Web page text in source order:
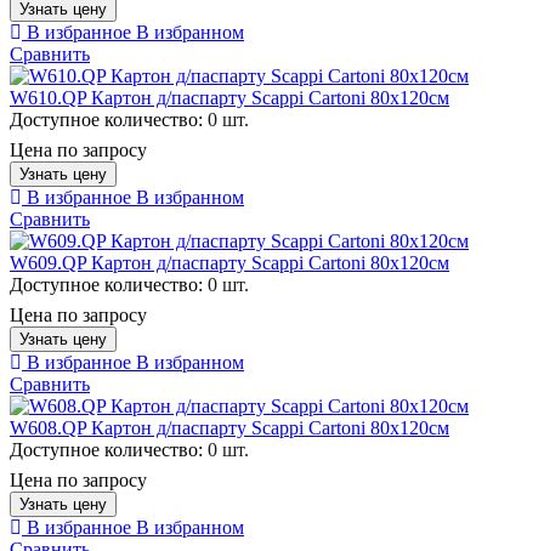
Узнать цену
В избранное В избранном
Сравнить
W610.QP Картон д/паспарту Scappi Cartoni 80х120см
Доступное количество: 0 шт.
Цена по запросу
Узнать цену
В избранное В избранном
Сравнить
W609.QP Картон д/паспарту Scappi Cartoni 80х120см
Доступное количество: 0 шт.
Цена по запросу
Узнать цену
В избранное В избранном
Сравнить
W608.QP Картон д/паспарту Scappi Cartoni 80х120см
Доступное количество: 0 шт.
Цена по запросу
Узнать цену
В избранное В избранном